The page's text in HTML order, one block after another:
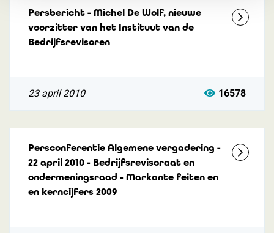
Persbericht - Michel De Wolf, nieuwe
voorzitter van het Instituut van de
Bedrijfsrevisoren
23 april 2010 16578
Persconferentie Algemene vergadering -
22 april 2010 - Bedrijfsrevisoraat en
ondermeningsraad - Markante feiten en
en kerncijfers 2009